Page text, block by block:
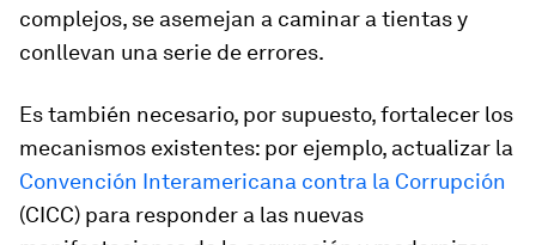
complejos, se asemejan a caminar a tientas y
conllevan una serie de errores.
Es también necesario, por supuesto, fortalecer los
mecanismos existentes: por ejemplo, actualizar la
Convención Interamericana contra la Corrupción
(CICC) para responder a las nuevas